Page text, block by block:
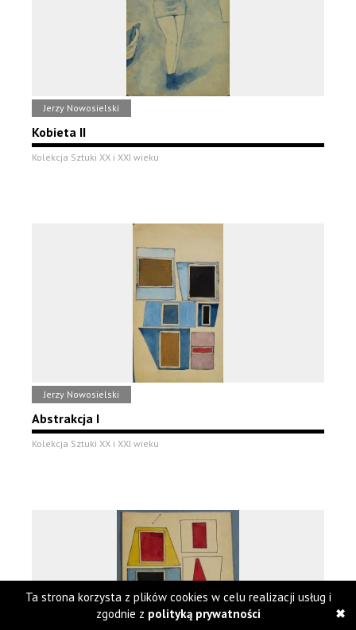
Jerzy Nowosielski
Kobieta II
Kolekcja Sztuki XX i XXI wieku
Jerzy Nowosielski
Abstrakcja I
Kolekcja Sztuki XX i XXI wieku
Ta strona korzysta z plików cookies w celu realizacji usług i
zgodnie z polityką prywatności